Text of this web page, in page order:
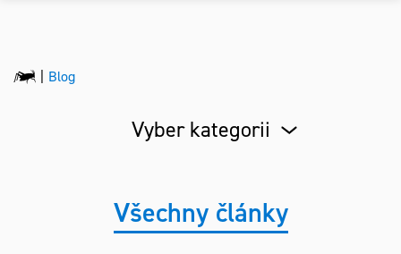
Blog
Vyber kategorii
Všechny články